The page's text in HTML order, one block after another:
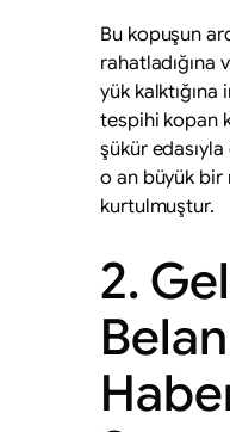
Bu kopuşun
rahatladığına
yük kalktığına
tespihi kopan
şükür
o an büyük bir
kurtulmuştur.
2.